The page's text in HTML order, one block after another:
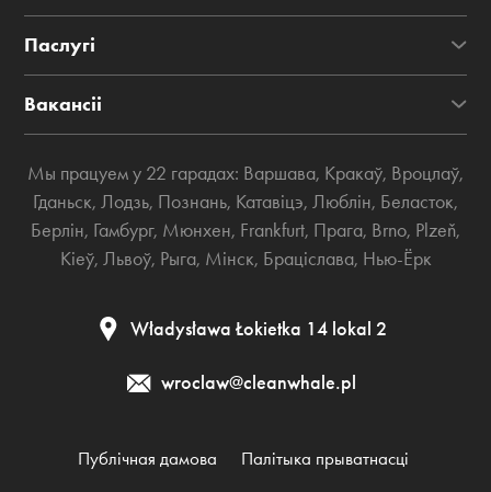
Паслугі
Вакансіі
Мы працуем у 22 гарадах: Варшава, Кракаў, Вроцлаў,
Гданьск, Лодзь, Познань, Катавіцэ, Люблін, Беласток,
Берлін, Гамбург, Мюнхен, Frankfurt, Прага, Brno, Plzeň,
Кіеў, Львоў, Рыга, Мінск, Браціслава, Нью-Ёрк
Władysława Łokietka 14 lokal 2
wroclaw@cleanwhale.pl
Публічная дамова Палітыка прыватнасці